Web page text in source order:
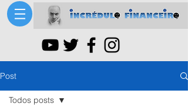
Post
Todos posts